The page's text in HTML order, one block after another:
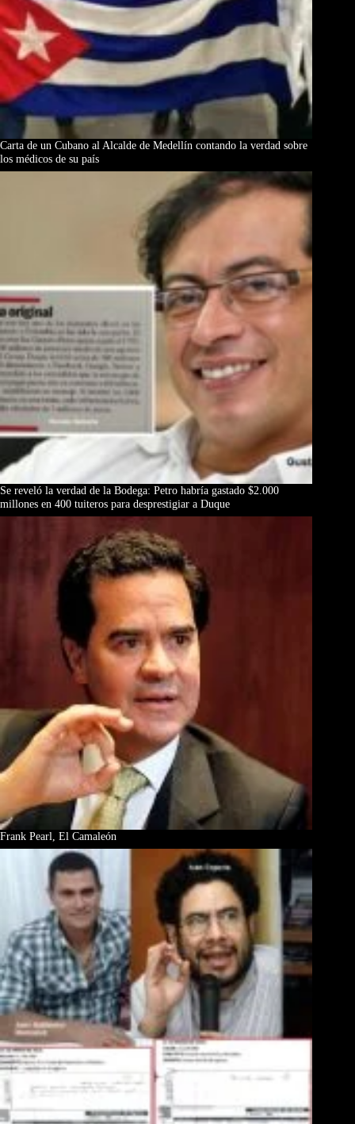
Carta de un Cubano al Alcalde de Medellín contando la verdad sobre
los médicos de su país
Se reveló la verdad de la Bodega: Petro habría gastado $2.000
millones en 400 tuiteros para desprestigiar a Duque
Frank Pearl, El Camaleón